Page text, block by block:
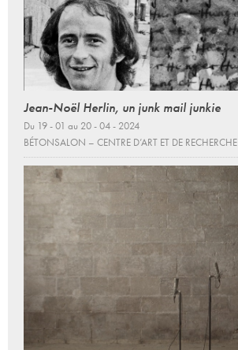
Jean-Noël Herlin, un junk mail junkie
Du 19 - 01 au 20 - 04 - 2024
BÉTONSALON – CENTRE D’ART ET DE RECHERCHE